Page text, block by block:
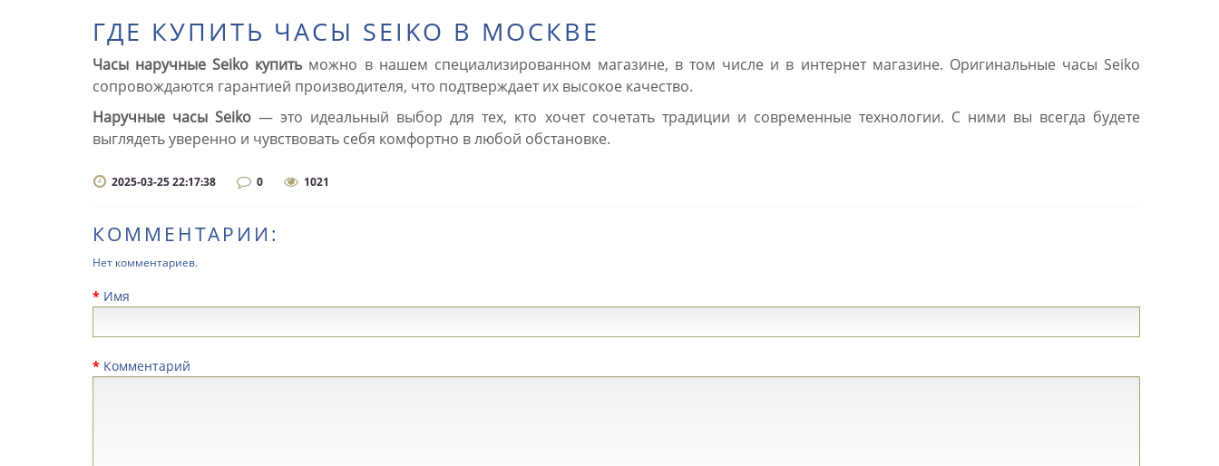
ГДЕ КУПИТЬ ЧАСЫ SEIKO В МОСКВЕ
Часы наручные Seiko купитьможно в нашем специализированном магазине, в том числе и в интернет магазине. Оригинальные часы Seiko
сопровождаются гарантией производителя, что подтверждает их высокое качество.
Наручные часы Seiko — это идеальный выбор для тех, кто хочет сочетать традиции и современные технологии. С ними вы всегда будете
выглядеть уверенно и чувствовать себя комфортно в любой обстановке.
2025-03-25 22:17:38 0 1021
КОММЕНТАРИИ:
Нет комментариев.
Имя
Комментарий